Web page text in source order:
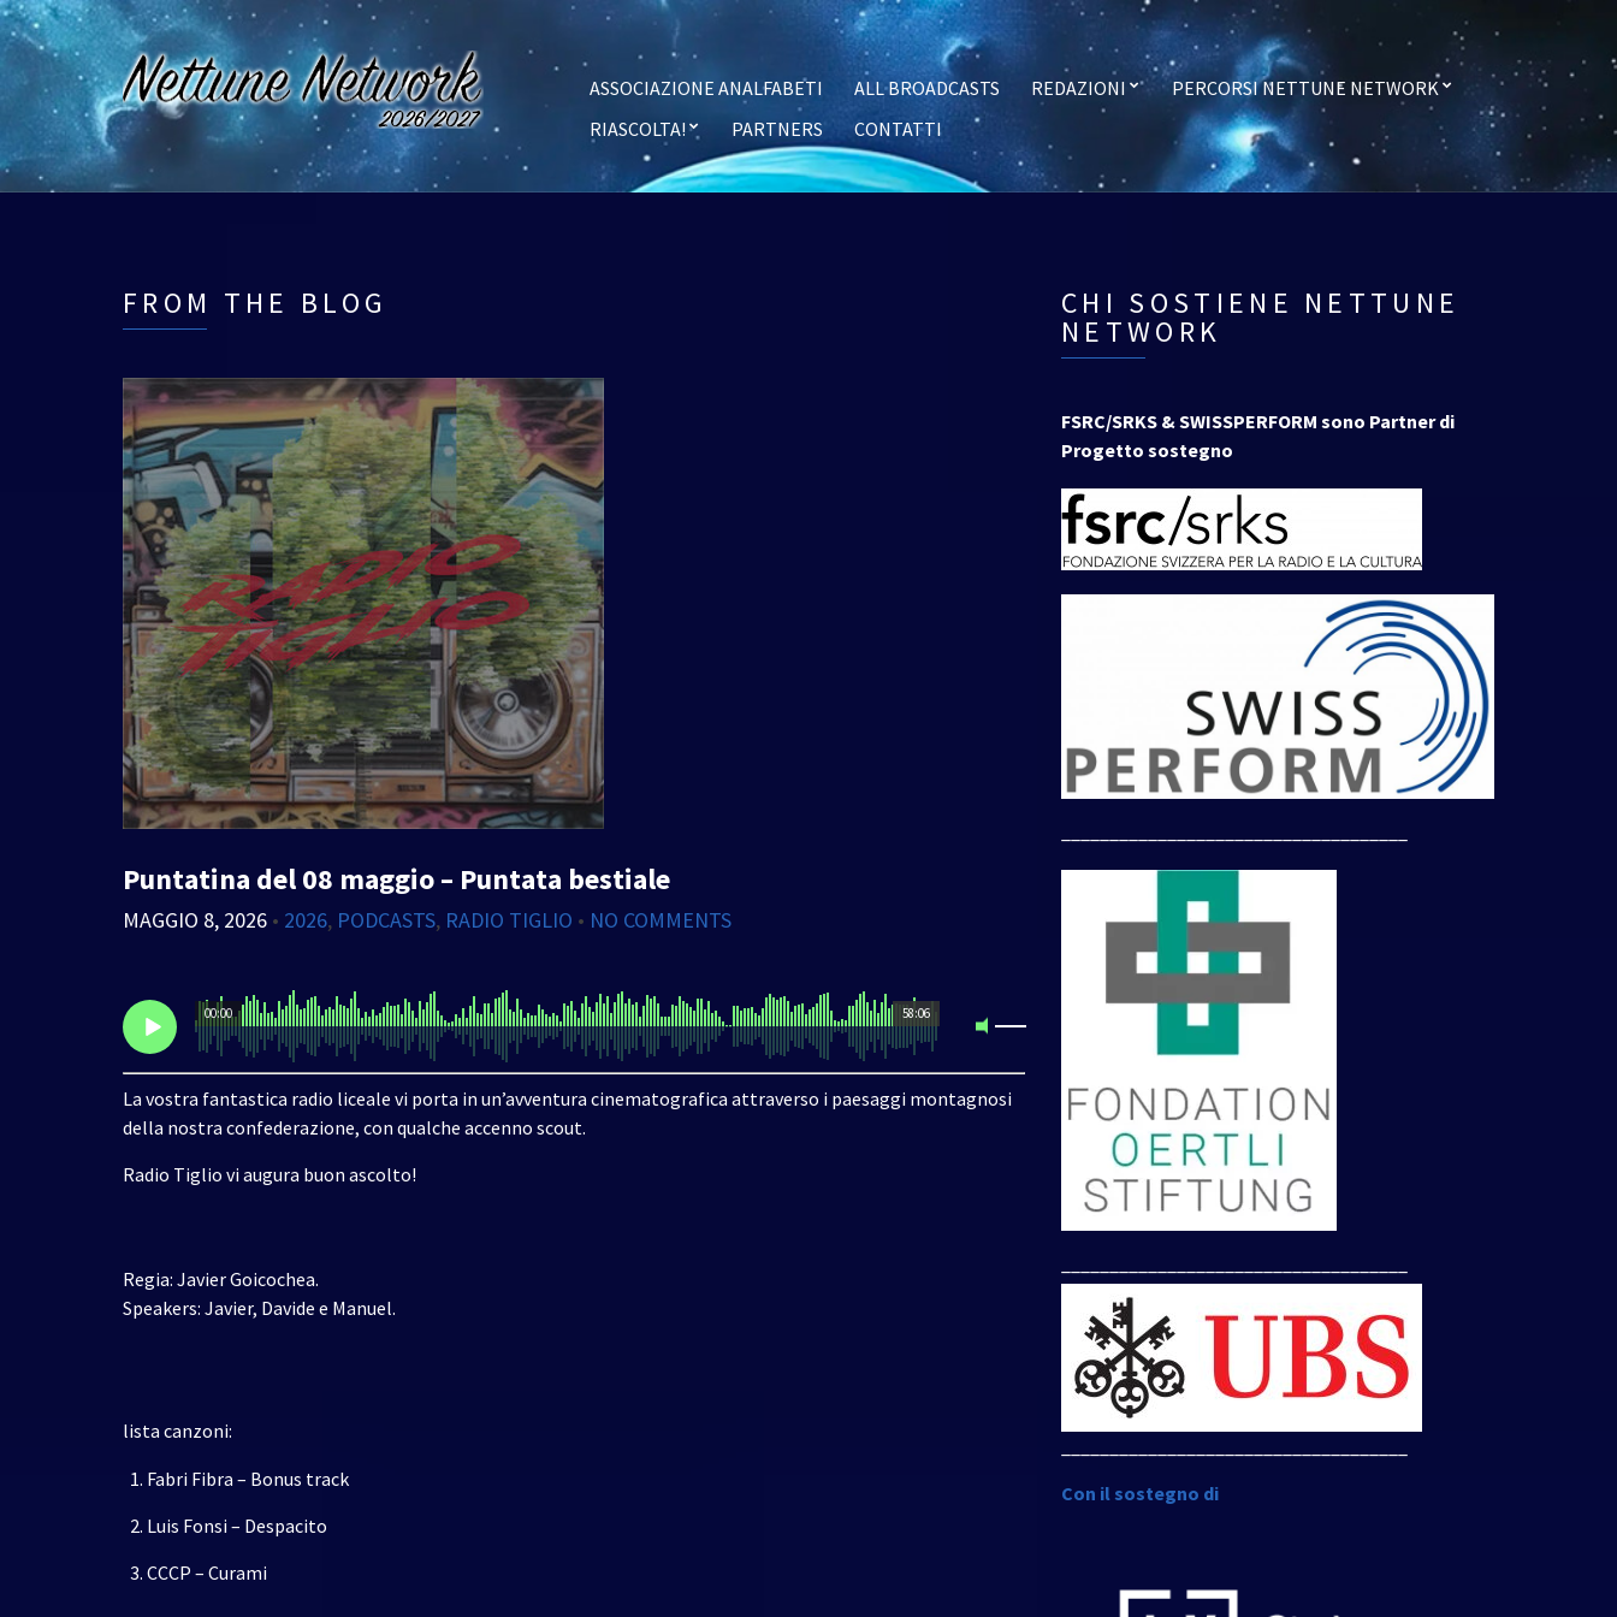
ASSOCIAZIONE ANALFABETI ALL BROADCASTS REDAZIONI
PERCORSI NETTUNE NETWORK
RIASCOLTA!
PARTNERS CONTATTI
FROM THE BLOG
Puntatina del 08 maggio – Puntata bestiale
MAGGIO 8, 2026 • 2026, PODCASTS, RADIO TIGLIO • NO COMMENTS
58:06
00:00
La vostra fantastica radio liceale vi porta in un’avventura cinematografica attraverso i paesaggi montagnosi
della nostra confederazione, con qualche accenno scout.
Radio Tiglio vi augura buon ascolto!
Regia: Javier Goicochea.
Speakers: Javier, Davide e Manuel.
lista canzoni:
Fabri Fibra – Bonus track
Luis Fonsi – Despacito
CCCP – Curami
CHI SOSTIENE NETTUNE
NETWORK
FSRC/SRKS & SWISSPERFORM sono Partner di
Progetto sostegno
Con il sostegno di